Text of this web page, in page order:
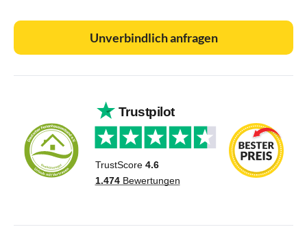
Unverbindlich anfragen